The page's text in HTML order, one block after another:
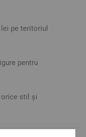
pe teritoriul
pentru
stil și